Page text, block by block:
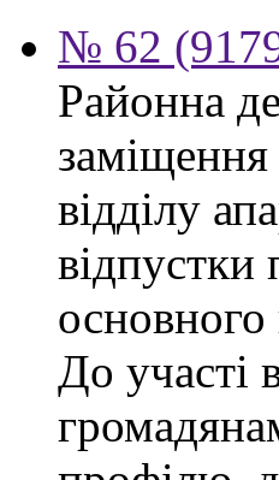
№ 62
Районна
відділу
відпустки
основного
До участі